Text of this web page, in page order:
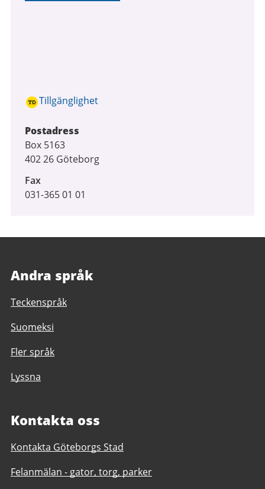
Tillgänglighet
Postadress
Box 5163
402 26 Göteborg
Fax
031-365 01 01
Andra språk
Teckenspråk
Suomeksi
Fler språk
Lyssna
Kontakta oss
Kontakta Göteborgs Stad
Felanmälan - gator, torg, parker